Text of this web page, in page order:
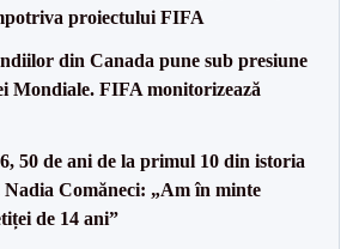
proiectului FIFA
din Canada pune sub presiune
Mondiale. FIFA monitorizează
50 de ani de la primul 10 din istoria
Nadia Comăneci: „Am în minte
de 14 ani”